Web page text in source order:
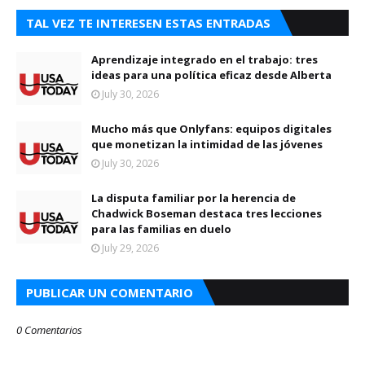
TAL VEZ TE INTERESEN ESTAS ENTRADAS
Aprendizaje integrado en el trabajo: tres
ideas para una política eficaz desde Alberta
July 30, 2026
Mucho más que Onlyfans: equipos digitales
que monetizan la intimidad de las jóvenes
July 30, 2026
La disputa familiar por la herencia de
Chadwick Boseman destaca tres lecciones
para las familias en duelo
July 29, 2026
PUBLICAR UN COMENTARIO
0 Comentarios